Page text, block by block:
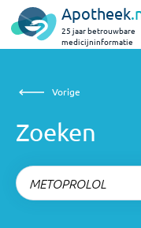
Apotheek
25 jaar betrouwbare
medicijninformatie
Vorige
Vorige
Zoeken